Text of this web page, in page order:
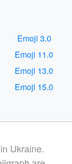
Emoji 3.0
Emoji 11.0
Emoji 13.0
Emoji 15.0
Ukraine.